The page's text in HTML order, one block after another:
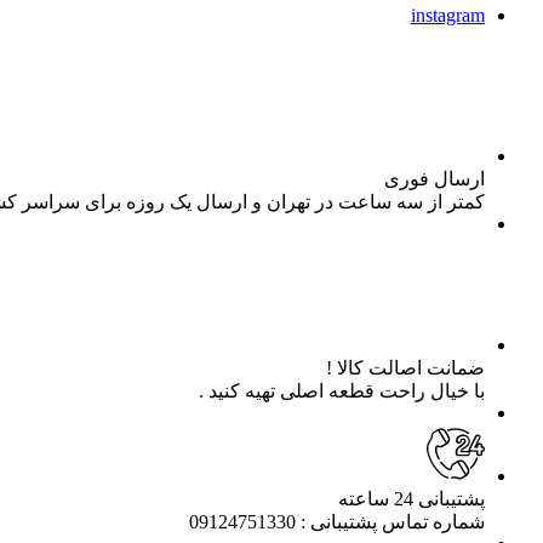
instagram
ارسال فوری
کمتر از سه ساعت در تهران و ارسال یک روزه برای سراسر
ضمانت اصالت کالا !
با خیال راحت قطعه اصلی تهیه کنید .
پشتیبانی 24 ساعته
شماره تماس پشتیبانی : 09124751330